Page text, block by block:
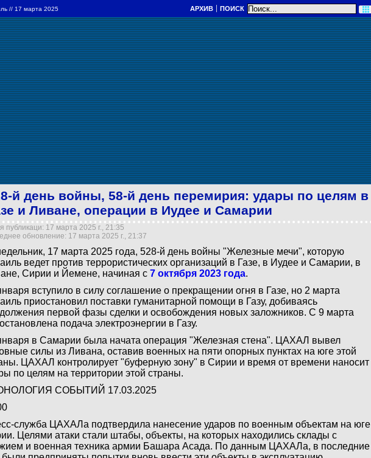
// 17 марта 2025 АРХИВ ПОИСК
й день войны, 58-й день перемирия: удары по целям в
и Ливане, операции в Иудее и Самарии
публикаци: 17 марта 2025 г., 21:35
обновление: 17 марта 2025 г., 21:37
17 марта 2025 года, 528-й день войны "Железные мечи", которую
ведет против террористических организаций в Газе, в Иудее и Самарии, в
Сирии и Йемене, начиная с 7 октября 2023 года.
вступило в силу соглашение о прекращении огня в Газе, но 2 марта
приостановил поставки гуманитарной помощи в Газу, добиваясь
первой фазы сделки и освобождения новых заложников. С 9 марта
подача электроэнергии в Газу.
в Самарии была начата операция "Железная стена". ЦАХАЛ вывел
силы из Ливана, оставив военных на пяти опорных пунктах на юге этой
ЦАХАЛ контролирует "буферную зону" в Сирии и время от времени наносит
по целям на территории этой страны.
СОБЫТИЙ 17.03.2025
служба ЦАХАЛа подтвердила нанесение ударов по военным объектам на юге
Целями атаки стали штабы, объекты, на которых находились склады с
и военная техника армии Башара Асада. По данным ЦАХАЛа, в последние